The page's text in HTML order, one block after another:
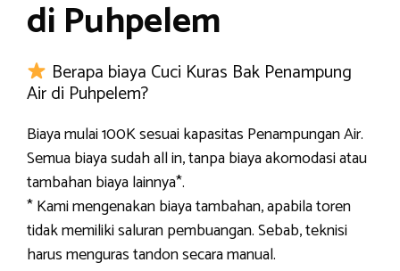
di Puhpelem
Berapa biaya Cuci Kuras Bak Penampung
Air di Puhpelem?
Biaya mulai 100K sesuai kapasitas Penampungan Air.
Semua biaya sudah all in, tanpa biaya akomodasi atau
tambahan biaya lainnya*.
* Kami mengenakan biaya tambahan, apabila toren
tidak memiliki saluran pembuangan. Sebab, teknisi
harus menguras tandon secara manual.